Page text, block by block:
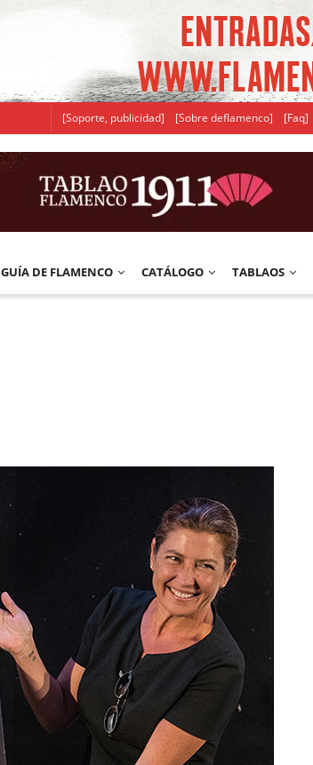
[Soporte, publicidad] [Sobre deflamenco] [Faq]
GUÍA DE FLAMENCO CATÁLOGO TABLAOS